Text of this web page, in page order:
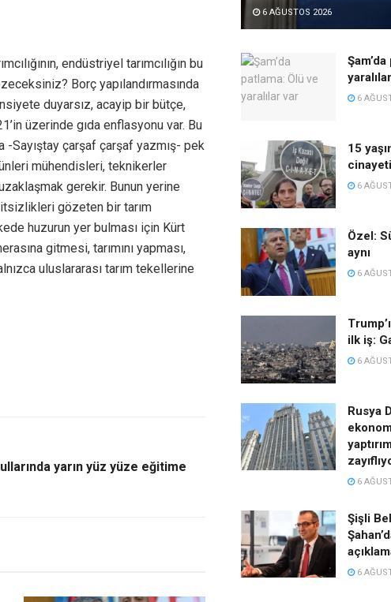
endüstriyel tarımcılığın bu
Borç yapılandırmasında
duyarsız, acayip bir bütçe,
üzerinde gıda enflasyonu var. Bu
-Sayıştay çarşaf çarşaf yazmış- pek
mühendisleri, teknikerler
gerekir. Bunun yerine
gözeten bir tarım
huzurun yer bulması için Kürt
gitmesi, tarımını yapması,
uluslararası tarım tekellerine
yarın yüz yüze eğitime
6 AĞUSTOS 2026
6
15
6
Özel:
aynı
6
ilk iş:
6
Rusya
6
Şişli
6